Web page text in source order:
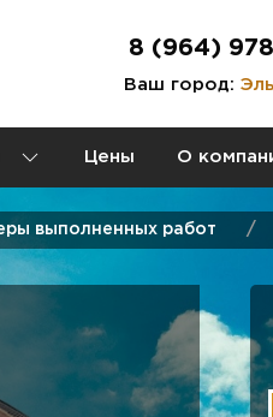
8 (964)
Ваш город:
Цены О
выполненных работ